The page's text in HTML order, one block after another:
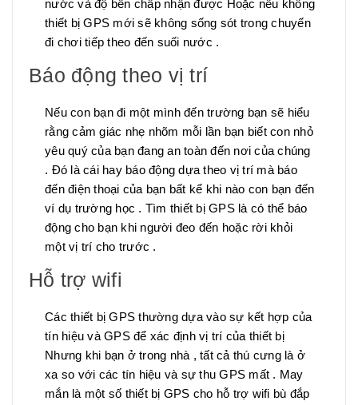
nước và độ bền chấp nhận được Hoặc nếu không
thiết bị GPS mới sẽ không sống sót trong chuyến
đi chơi tiếp theo đến suối nước .
Báo động theo vị trí
Nếu con bạn đi một mình đến trường bạn sẽ hiểu
rằng cảm giác nhẹ nhõm mỗi lần bạn biết con nhỏ
yêu quý của bạn đang an toàn đến nơi của chúng
. Đó là cái hay báo động dựa theo vị trí mà báo
đến điện thoại của bạn bất kể khi nào con bạn đến
ví dụ trường học . Tìm thiết bị GPS là có thể báo
động cho bạn khi người đeo đến hoặc rời khỏi
một vị trí cho trước .
Hỗ trợ wifi
Các thiết bị GPS thường dựa vào sự kết hợp của
tín hiệu và GPS để xác định vị trí của thiết bị
Nhưng khi bạn ở trong nhà , tất cả thú cưng là ở
xa so với các tín hiệu và sự thu GPS mất . May
mắn là một số thiết bị GPS cho hỗ trợ wifi bù đắp